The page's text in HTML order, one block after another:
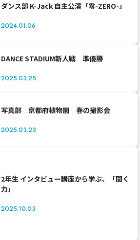
ダンス部 K-Jack 自主公演「零-ZERO-」
2024.01.06
DANCE STADIUM新人戦 準優勝
2025.03.25
写真部 京都府植物園 春の撮影会
2025.03.23
2年生 インタビュー講座から学ぶ、「聞く
力」
2025.10.03